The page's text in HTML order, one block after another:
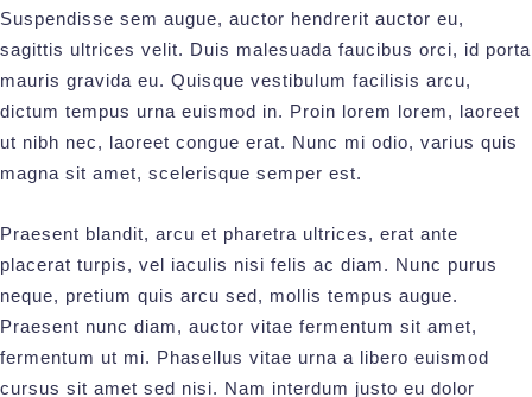
Suspendisse sem augue, auctor hendrerit auctor eu,
sagittis ultrices velit. Duis malesuada faucibus orci, id porta
mauris gravida eu. Quisque vestibulum facilisis arcu,
dictum tempus urna euismod in. Proin lorem lorem, laoreet
ut nibh nec, laoreet congue erat. Nunc mi odio, varius quis
magna sit amet, scelerisque semper est.
Praesent blandit, arcu et pharetra ultrices, erat ante
placerat turpis, vel iaculis nisi felis ac diam. Nunc purus
neque, pretium quis arcu sed, mollis tempus augue.
Praesent nunc diam, auctor vitae fermentum sit amet,
fermentum ut mi. Phasellus vitae urna a libero euismod
cursus sit amet sed nisi. Nam interdum justo eu dolor